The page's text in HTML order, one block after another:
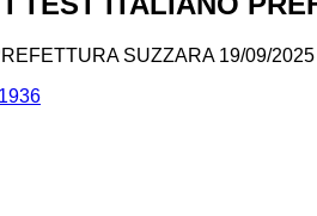
SUZZARA 19/09/2025